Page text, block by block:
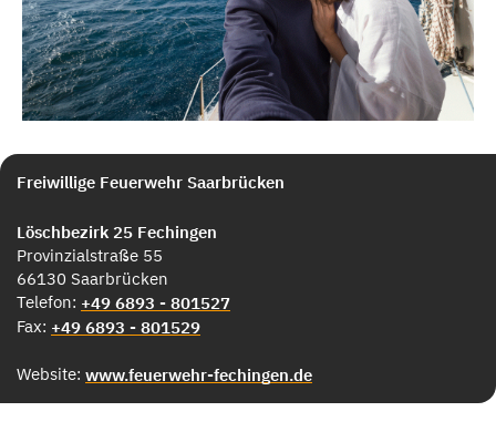
Freiwillige Feuerwehr Saarbrücken
Löschbezirk 25 Fechingen
Provinzialstraße 55
66130 Saarbrücken
Telefon: +49 6893 - 801527
Fax: +49 6893 - 801529
Website: www.feuerwehr-fechingen.de